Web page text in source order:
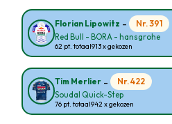
Florian Lipowitz - Nr. 391
Red Bull - BORA - hansgrohe
62 pt. totaal913 x gekozen
Tim Merlier - Nr. 422
Soudal Quick-Step
76 pt. totaal942 x gekozen